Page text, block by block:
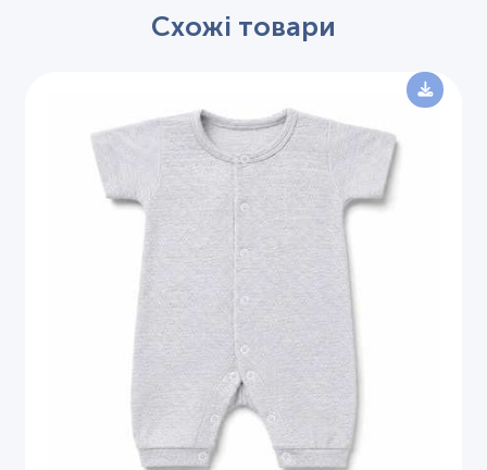
Схожі товари